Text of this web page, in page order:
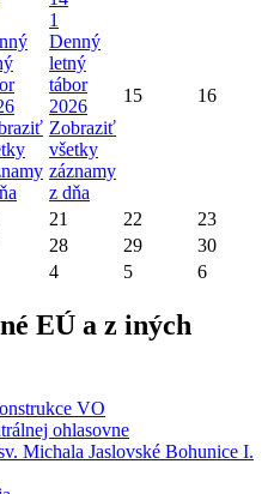
1
Denný
letný
tábor
2026
Zobraziť
všetky
záznamy
z dňa
15 16
21 22
23
28 29
30
4 5 6
EÚ a z iných